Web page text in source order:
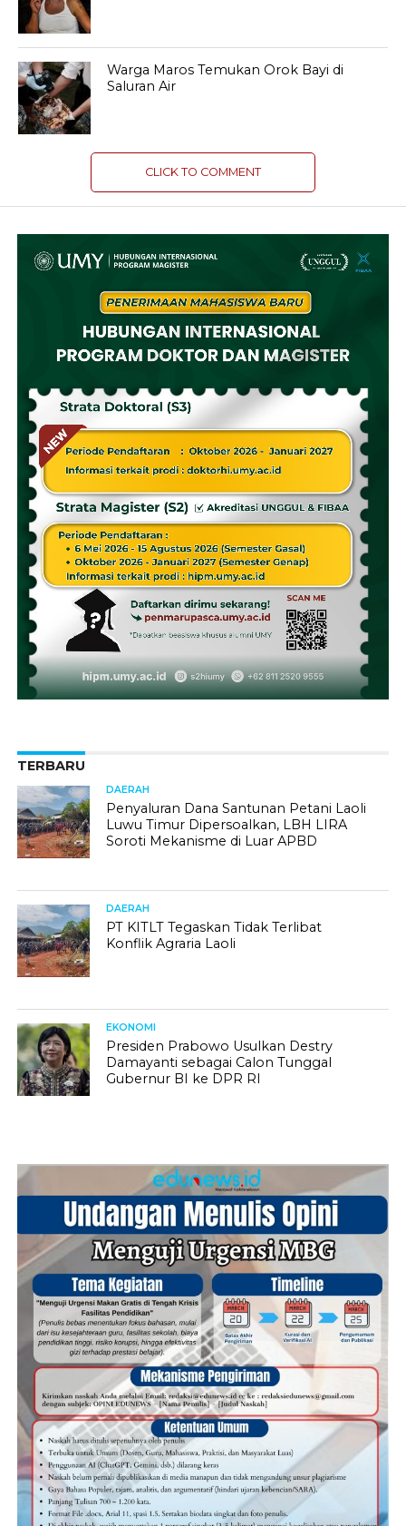
Warga Maros Temukan Orok Bayi di
Saluran Air
CLICK TO COMMENT
TERBARU
DAERAH
Penyaluran Dana Santunan Petani Laoli
Luwu Timur Dipersoalkan, LBH LIRA
Soroti Mekanisme di Luar APBD
DAERAH
PT KITLT Tegaskan Tidak Terlibat
Konflik Agraria Laoli
EKONOMI
Presiden Prabowo Usulkan Destry
Damayanti sebagai Calon Tunggal
Gubernur BI ke DPR RI